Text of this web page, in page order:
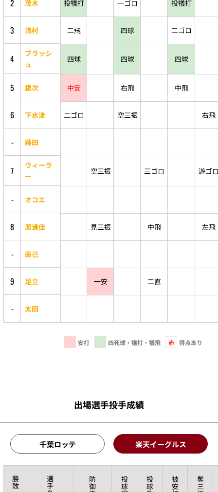
2 茂木 投犠打 一ゴロ 投犠打
3 浅村 二飛 四球 二ゴロ
4
ブラッシ
ュ
四球 四球 四球
5 銀次 中安 右飛 中飛
6 下水流 二ゴロ 空三振 右飛
- 藤田
7
ウィーラ
ー
空三振 三ゴロ 遊ゴ
- オコエ
8 渡邊佳 見三振 中飛 左飛
- 辰己
9 足立 一安 二直
- 太田
安打 四死球・犠打・犠飛 赤 得点あり
出場選手投手成績
千葉ロッテ 楽天イーグルス
勝
敗
選
手
防
御
投
球
投
球
被
安
奪
三